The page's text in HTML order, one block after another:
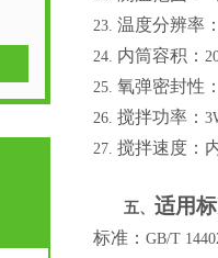
23. 温度分辨率
24. 内筒容积：
25. 氧弹密封性
26. 搅拌功率：
27. 搅拌速度：
五、 适用
标准： GB/T